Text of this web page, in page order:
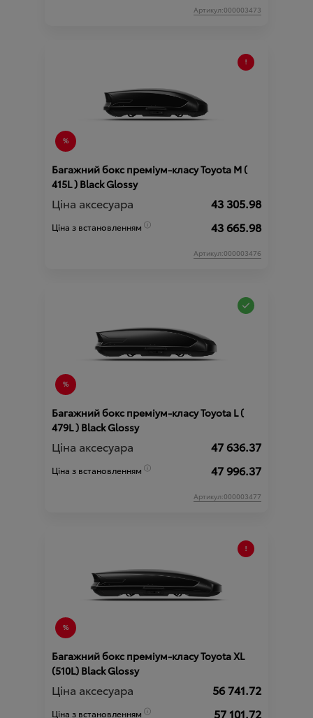
Артикул:000003473
Багажний бокс преміум-класу Toyota М (
415L ) Black Glossy
Ціна аксесуара 43 305.98
Ціна з встановленням 43 665.98
Артикул:000003476
Багажний бокс преміум-класу Toyota L (
479L ) Black Glossy
Ціна аксесуара 47 636.37
Ціна з встановленням 47 996.37
Артикул:000003477
Багажний бокс преміум-класу Toyota XL
(510L) Black Glossy
Ціна аксесуара 56 741.72
Ціна з встановленням 57 101.72